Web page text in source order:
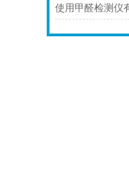
使用甲醛检测仪